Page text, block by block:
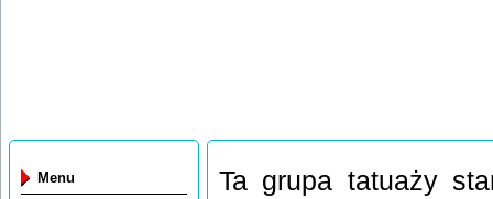
Ta grupa tatuaży
Menu